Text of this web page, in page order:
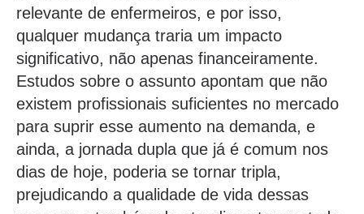
relevante de enfermeiros, e por isso,
qualquer mudança traria um impacto
significativo, não apenas financeiramente.
Estudos sobre o assunto apontam que não
existem profissionais suficientes no mercado
para suprir esse aumento na demanda, e
ainda, a jornada dupla que já é comum nos
dias de hoje, poderia se tornar tripla,
prejudicando a qualidade de vida dessas